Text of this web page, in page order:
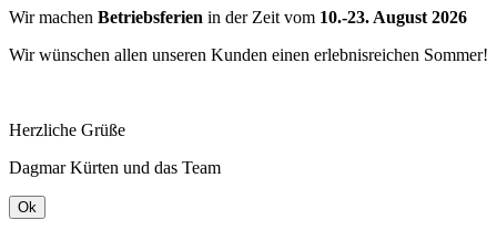
Wir machen Betriebsferien in der Zeit vom 10.-23. August 2026
Wir wünschen allen unseren Kunden einen erlebnisreichen Sommer!
Herzliche Grüße
Dagmar Kürten und das Team